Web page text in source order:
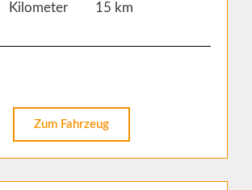
Kilometer 15 km
Zum Fahrzeug